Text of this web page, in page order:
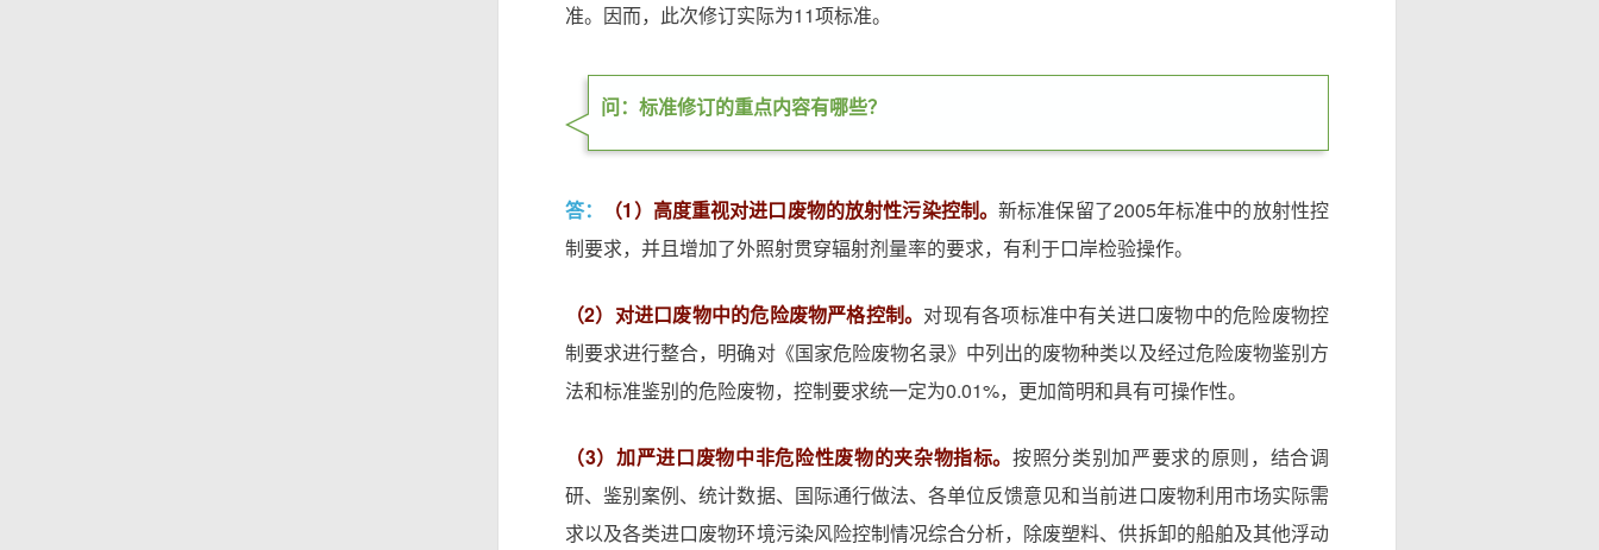
准。因而，此次修订实际为11项标准。
问：标准修订的重点内容有哪些？
答： （1）高度重视对进口废物的放射性污染控制。新标准保留了2005年标准中的放射性控
制要求，并且增加了外照射贯穿辐射剂量率的要求，有利于口岸检验操作。
（2）对进口废物中的危险废物严格控制。 对现有各项标准中有关进口废物中的危险废物控
制要求进行整合，明确对《国家危险废物名录》中列出的废物种类以及经过危险废物鉴别方
法和标准鉴别的危险废物，控制要求统一定为0.01%，更加简明和具有可操作性。
（3）加严进口废物中非危险性废物的夹杂物指标。按照分类别加严要求的原则，结合调
研、鉴别案例、统计数据、国际通行做法、各单位反馈意见和当前进口废物利用市场实际需
求以及各类进口废物环境污染风险控制情况综合分析，除废塑料、供拆卸的船舶及其他浮动